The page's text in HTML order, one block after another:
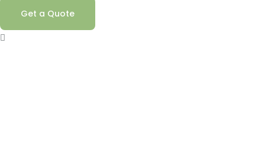
Get a Quote